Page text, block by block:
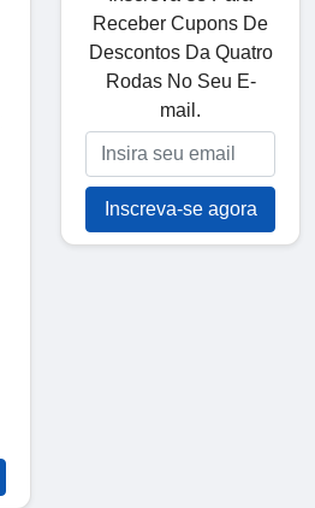
Receber Cupons De
Descontos Da Quatro
Rodas No Seu E-
mail.
Inscreva-se agora